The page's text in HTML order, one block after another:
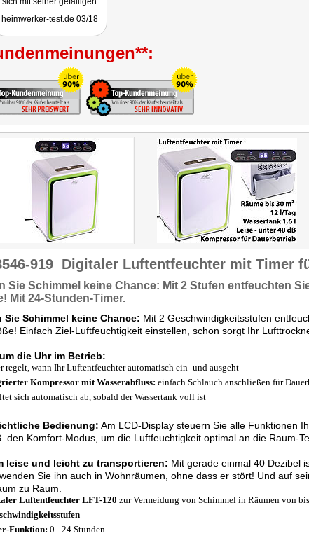
Wohnräumen der
heimwerker-test.de 03/18
919 Digitaler Luftentfeuchter mit Timer
Sie Schimmel keine Chance: Mit 2 Stufen entfeuchten
Mit 24-Stunden-Timer.
Sie Schimmel keine Chance: Mit 2 Geschwindigkeitsstufen
Einfach Ziel-Luftfeuchtigkeit einstellen, schon sorgt Ihr
die Uhr im Betrieb:
regelt, wann Ihr Luftentfeuchter automatisch ein- und ausgeht
Kompressor mit Wasserabfluss: einfach Schlauch anschließen für
sich automatisch ab, sobald der Wassertank voll ist
Bedienung: Am LCD-Display steuern Sie alle Funktionen
den Komfort-Modus, um die Luftfeuchtigkeit optimal an die Raum-
leise und leicht zu transportieren: Mit gerade einmal 40 Dezibel
Sie ihn auch in Wohnräumen, ohne dass er stört! Und auf
zu Raum.
Luftentfeuchter LFT-120 zur Vermeidung von Schimmel in Räumen von
Funktion: 0 - 24 Stunden